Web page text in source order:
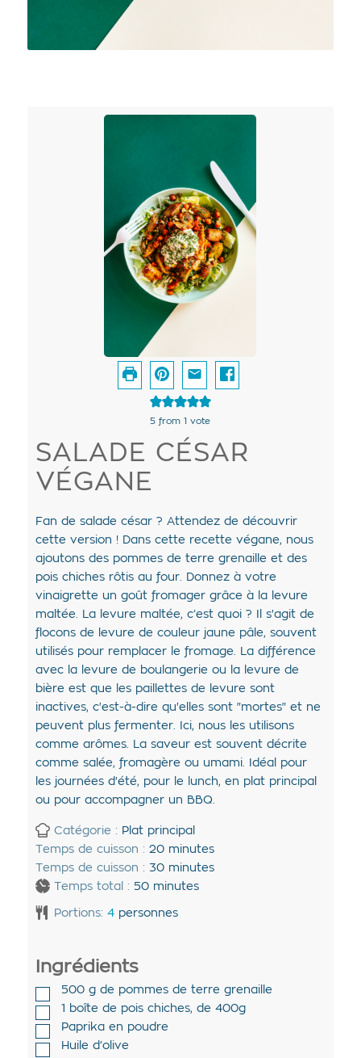
5 from 1 vote
SALADE CÉSAR
VÉGANE
Fan de salade césar ? Attendez de découvrir
cette version ! Dans cette recette végane, nous
ajoutons des pommes de terre grenaille et des
pois chiches rôtis au four. Donnez à votre
vinaigrette un goût fromager grâce à la levure
maltée. La levure maltée, c’est quoi ? Il s'agit de
flocons de levure de couleur jaune pâle, souvent
utilisés pour remplacer le fromage. La différence
avec la levure de boulangerie ou la levure de
bière est que les paillettes de levure sont
inactives, c'est-à-dire qu'elles sont "mortes" et ne
peuvent plus fermenter. Ici, nous les utilisons
comme arômes. La saveur est souvent décrite
comme salée, fromagère ou umami. Idéal pour
les journées d'été, pour le lunch, en plat principal
ou pour accompagner un BBQ.
Catégorie : Plat principal
Temps de cuisson : 20 minutes
Temps de cuisson : 30 minutes
Temps total : 50 minutes
Portions: 4 personnes
Ingrédients
500 g de pommes de terre grenaille
1
boîte de pois chiches, de 400g
Paprika en poudre
Huile d’olive